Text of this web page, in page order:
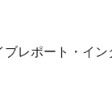
レポート・イン